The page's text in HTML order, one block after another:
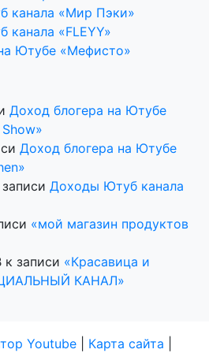
канала «Мир Пэки»
канала «FLEYY»
Ютубе «Мефисто»
Доход блогера на Ютубе
Доход блогера на Ютубе
записи Доходы Ютуб канала
«мой магазин продуктов
к записи «Красавица и
КАНАЛ»
Youtube Карта сайта